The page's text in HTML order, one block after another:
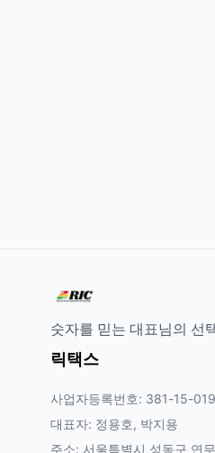
숫자를 믿는 대표님의 선
릭택스
사업자등록번호: 381-15-
대표자: 정용호, 박지용
주소: 서울특별시 성동구 연